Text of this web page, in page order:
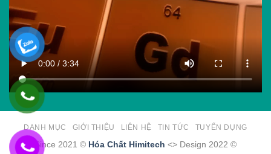
DANH MỤC GIỚI THIỆU LIÊN HỆ TIN TỨC TUYỂN DỤNG
Since 2021 © Hóa Chất Himitech <> Design 2022 ©